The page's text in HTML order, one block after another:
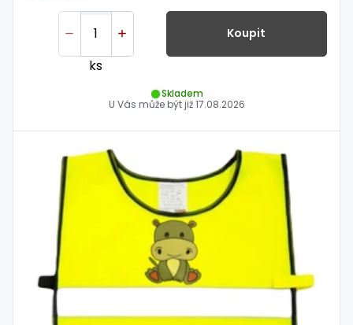
ks
Koupit
Skladem
U Vás může být již17.08.2026